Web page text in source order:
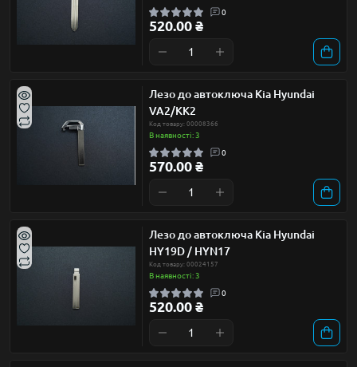
0
520.00 ₴
Лезо до автоключа Kia Hyundai
VA2/KK2
Код товару: 00008366
В наявності: 3
0
570.00 ₴
Лезо до автоключа Kia Hyundai
HY19D / HYN17
Код товару: 00024157
В наявності: 3
0
520.00 ₴